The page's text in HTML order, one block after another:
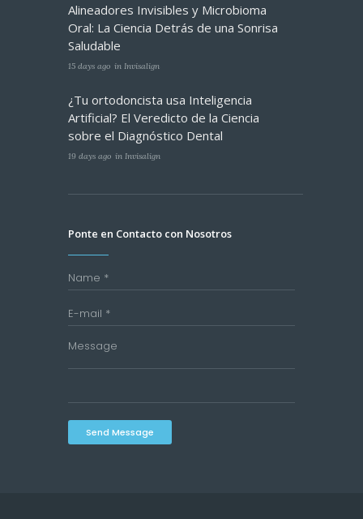
Alineadores Invisibles y Microbioma
Oral: La Ciencia Detrás de una Sonrisa
Saludable
15 days ago in Invisalign
¿Tu ortodoncista usa Inteligencia
Artificial? El Veredicto de la Ciencia
sobre el Diagnóstico Dental
19 days ago in Invisalign
Ponte en Contacto con Nosotros
Send Message